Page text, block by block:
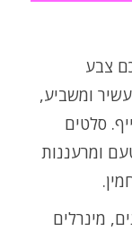
צבע
ומשביע,
סלטים
ומרעננות
מינרלים